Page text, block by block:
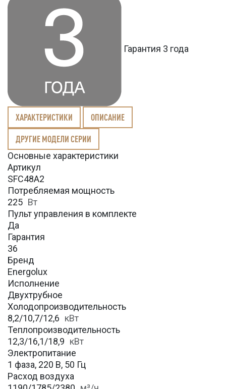
Гарантия 3 года
ХАРАКТЕРИСТИКИ ОПИСАНИЕ
ДРУГИЕ МОДЕЛИ СЕРИИ
Основные характеристики
Артикул
SFC48A2
Потребляемая мощность
225 Вт
Пульт управления в комплекте
Да
Гарантия
36
Бренд
Energolux
Исполнение
Двухтрубное
Холодопроизводительность
8,2/10,7/12,6 кВт
Теплопроизводительность
12,3/16,1/18,9 кВт
Электропитание
1 фаза, 220 В, 50 Гц
Расход воздуха